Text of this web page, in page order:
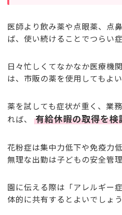
医師より飲み薬や点眼薬、点
ば、使い続けることでつらい
日々忙しくてなかなか医療機
は、市販の薬を使用してもよ
薬を試しても症状が重く、業
れば、
有給休暇の取得を検
花粉症は集中力低下や免疫力
無理な出勤は子どもの安全管
園に伝える際は「アレルギー
体的に共有するとよいでしょう